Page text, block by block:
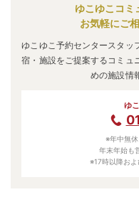
ゆこゆこコミ
お気軽にご
ゆこゆこ予約センタースタッ
宿・施設をご提案するコミュ
めの施設情
ゆ
※年中無休
年末年始も
※17時以降およ